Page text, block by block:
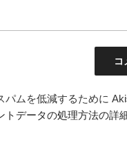
パムを低減するために
トデータの処理方法の詳